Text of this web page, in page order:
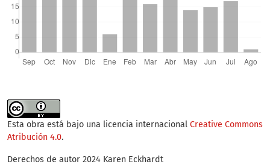
Esta obra está bajo una licencia internacional Creative Commons
Atribución 4.0.
Derechos de autor 2024 Karen Eckhardt